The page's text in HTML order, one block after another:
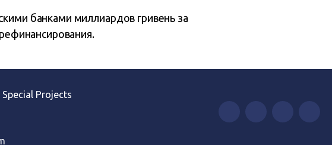
банками миллиардов гривень за
Special Projects